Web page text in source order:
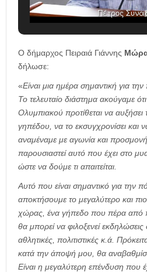
Πέτρος
Ο δήμαρχος Πειραιά Γιάννης
δήλωσε:
«Είναι μια ημέρα σημαντική για
Το τελευταίο διάστημα ακούγαμε
Ολυμπιακού προτίθεται να αυξήσει
γηπέδου, να το εκσυγχρονίσει και
αναμέναμε με αγωνία και
παρουσιαστεί αυτό που έχει στο
ώστε να δούμε τι απαιτείται.
Αυτό που είναι σημαντικό για την
αποκτήσουμε το μεγαλύτερο και
χώρας, ένα γήπεδο που πέρα από
θα μπορεί να φιλοξενεί εκδηλώσεις
αθλητικές, πολιτιστικές κ.ά.
κατά την άποψή μου, θα
Είναι η μεγαλύτερη επένδυση που